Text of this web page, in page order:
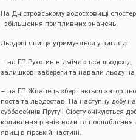
На Дністровському водосховищі
збільшення припливних значень.
Льодові явища утримуються у вигляді:
– на ГП Рухотин відмічається льодохід,
залишкові забереги та навали льоду на
– на ГП Жванець зберігається затор
поста та льодостав. На наступну добу
суббасейнів Пруту і Сірету очікуються
коливання рівнів води та послаблення
явищ в гірській частині.